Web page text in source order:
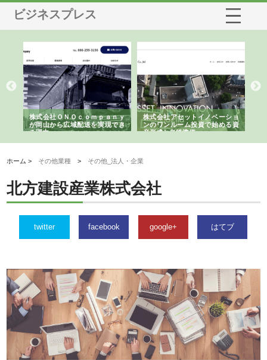
ビジネスプレス
株式会社ＯＮＯｃｏｍｐａｎｙ
が岡山から広域配送を実現でき
る理由
株式会社アセットイノベーショ
ンのワンルーム投資で始める資
産形成と老後準備
ホーム > その他業種 > その他_法人・企業
北方建設産業株式会社
twitter facebook google+ はてブ